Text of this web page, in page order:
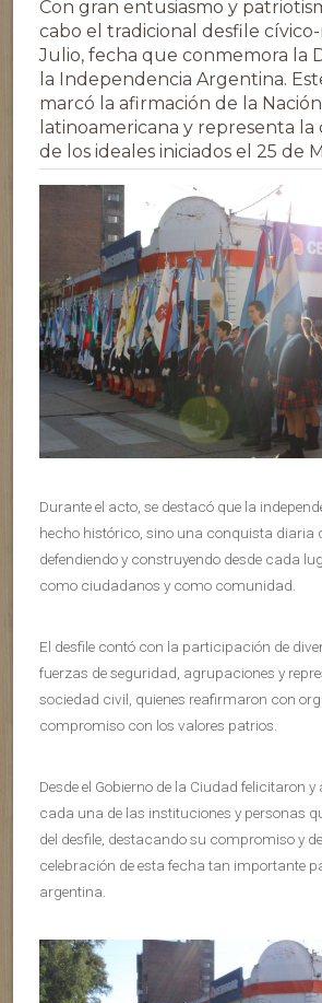
Con gran entusiasmo y
cabo el tradicional desfile
Julio, fecha que conmemora la
la Independencia Argentina.
marcó la afirmación de la Nación
latinoamericana y representa
de los ideales iniciados el 25 de
Durante el acto, se destacó que la
hecho histórico, sino una conquista diaria
defendiendo y construyendo desde cada
como ciudadanos y como comunidad.
El desfile contó con la participación de
fuerzas de seguridad, agrupaciones y
sociedad civil, quienes reafirmaron con
compromiso con los valores patrios.
Desde el Gobierno de la Ciudad felicitaron
cada una de las instituciones y personas
del desfile, destacando su compromiso y
celebración de esta fecha tan importante
argentina.